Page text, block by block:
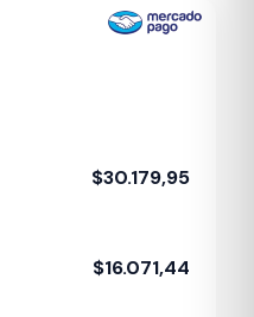
$30.179,95
$16.071,44